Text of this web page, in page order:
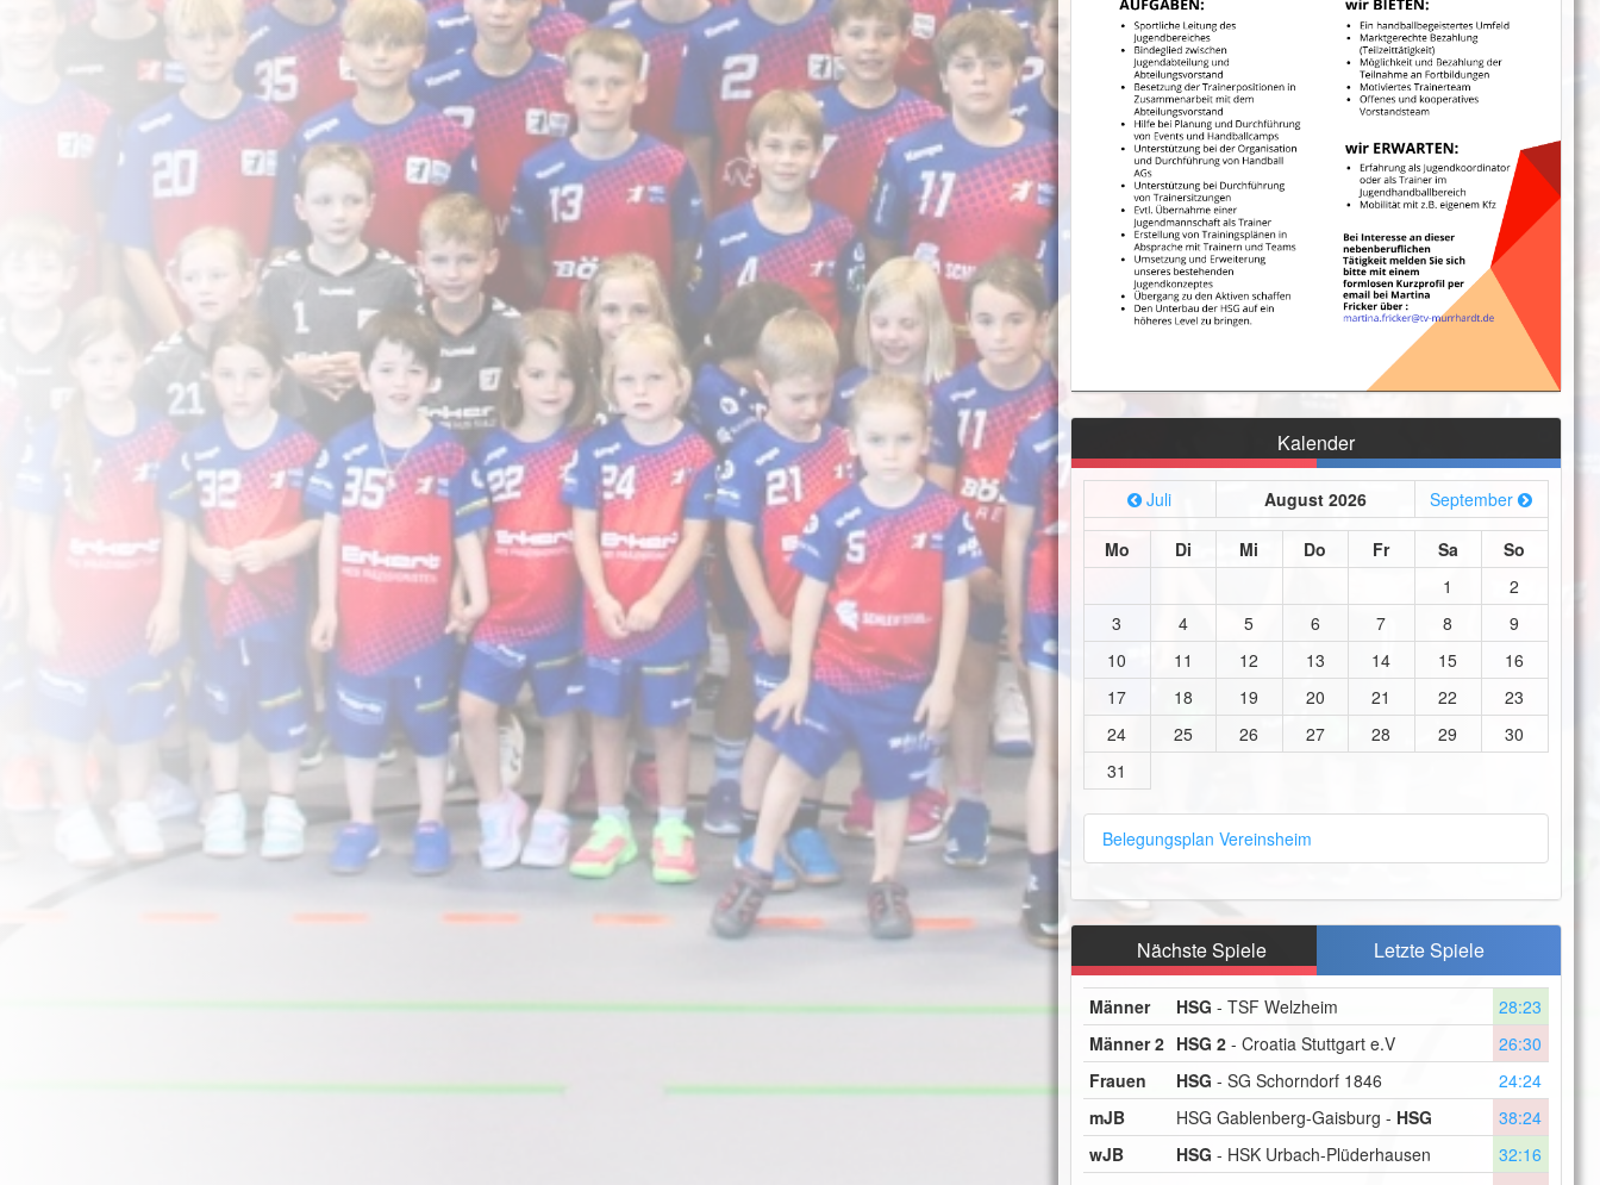
Kalender
Juli August 2026 September
Mo Di Mi Do Fr Sa
So
1
2
3
4 5 6 7 8
9
10
11 12 13 14 15
16
17
18 19 20 21 22
23
24
25 26 27 28 29
30
31
Belegungsplan Vereinsheim
Nächste Spiele Letzte Spiele
Männer HSG - TSF Welzheim
28:23
Männer 2 HSG 2- Croatia Stuttgart e.V
26:30
Frauen
HSG - SG Schorndorf 1846
24:24
mJB
HSG Gablenberg-Gaisburg - HSG
38:24
wJB
HSG - HSK Urbach-Plüderhausen
32:16